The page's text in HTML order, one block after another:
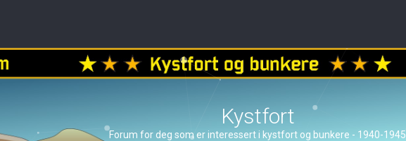
Kystfort
Forum for deg som er interessert i kystfort og bunkere - 1940-1945